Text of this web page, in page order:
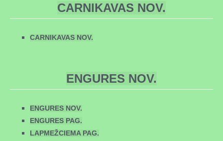
CARNIKAVAS NOV.
CARNIKAVAS NOV.
ENGURES NOV.
ENGURES NOV.
ENGURES PAG.
LAPMEŽCIEMA PAG.